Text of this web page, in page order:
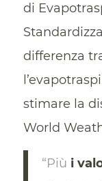
di
differenza
stimare la
World
“Più i